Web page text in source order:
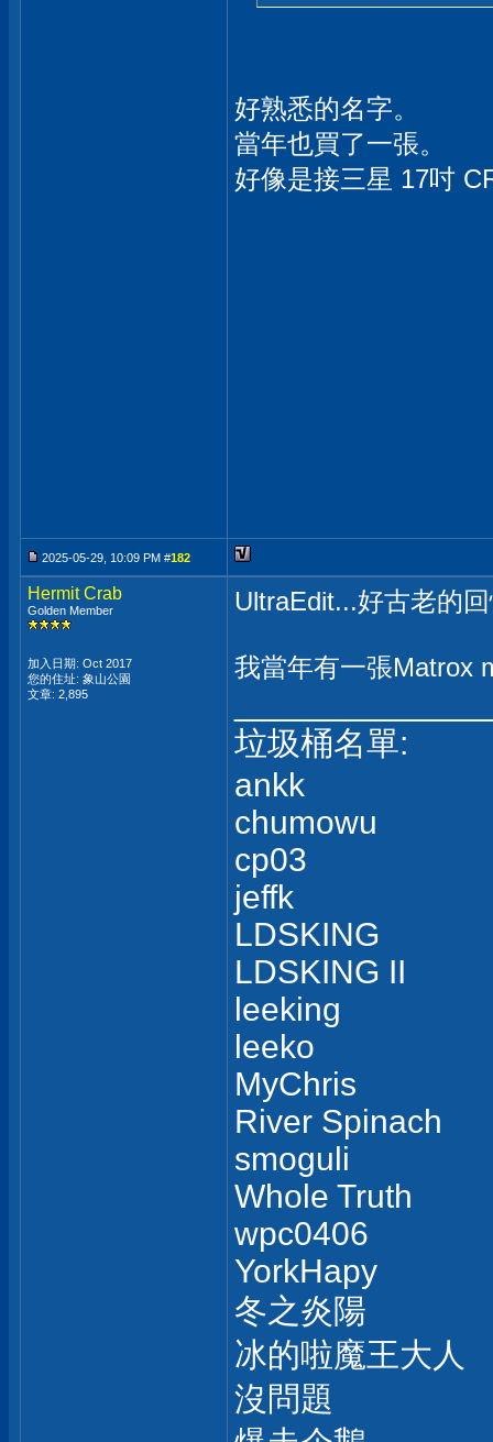
好熟悉的名字。
當年也買了一張。
好像是接三星 17吋
2025-05-29, 10:09 PM #182
Hermit Crab
Golden Member
加入日期: Oct 2017
您的住址: 象山公園
文章: 2,895
UltraEdit...好古老的
我當年有一張Matrox
垃圾桶名單:
ankk
chumowu
cp03
jeffk
LDSKING
LDSKING II
leeking
leeko
MyChris
River Spinach
smoguli
Whole Truth
wpc0406
YorkHapy
冬之炎陽
冰的啦魔王大人
沒問題